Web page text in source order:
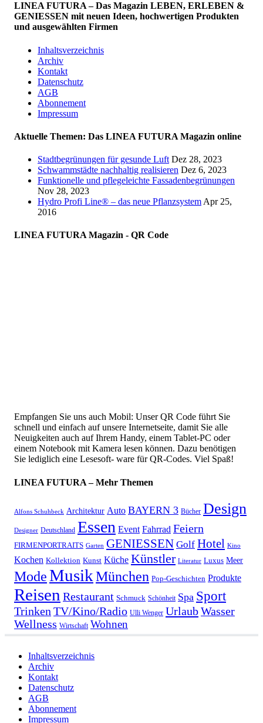
LINEA FUTURA – Das Magazin LEBEN, ERLEBEN &
GENIESSEN mit neuen Ideen, hochwertigen Produkten
und ausgewählten Firmen
Inhaltsverzeichnis
Archiv
Kontakt
Datenschutz
AGB
Abonnement
Impressum
Aktuelle Themen: Das LINEA FUTURA Magazin online
Stadtbegrünungen für gesunde Luft Dez 28, 2023
Schwammstädte nachhaltig realisieren Dez 6, 2023
Funktionelle und pflegeleichte Fassadenbegrünungen
Nov 28, 2023
Hydro Profi Line® – das neue Pflanzsystem Apr 25,
2016
LINEA FUTURA Magazin - QR Code
Empfangen Sie uns auch Mobil: Unser QR Code führt Sie
schnell und einfach auf unsere Internetseite, damit Sie alle
Neuigkeiten auch auf Ihrem Handy, einem Tablet-PC oder
einem Notebook mit Kamera lesen können. Dazu benötigen
Sie lediglich eine Lesesoft- ware für QR-Codes. Viel Spaß!
LINEA FUTURA – Mehr Themen
Alfons Schuhbeck Architektur Auto BAYERN 3 Bücher Design
Designer Deutschland Essen Event Fahrrad Feiern
FIRMENPORTRAITS Garten GENIESSEN Golf Hotel Kino
Kochen Kollektion Kunst Küche Künstler Literatur Luxus Meer
ModeMusikMünchen Pop-Geschichten Produkte
Reisen Restaurant Schmuck Schönheit Spa Sport
Trinken TV/Kino/Radio Ulli Wenger UrlaubWasser
Wellness Wirtschaft Wohnen
Inhaltsverzeichnis
Archiv
Kontakt
Datenschutz
AGB
Abonnement
Impressum